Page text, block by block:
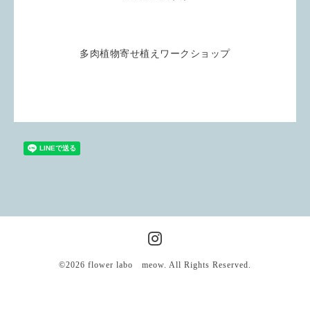
多肉植物寄せ植えワークショップ
©2026 flower labo meow. All Rights Reserved.